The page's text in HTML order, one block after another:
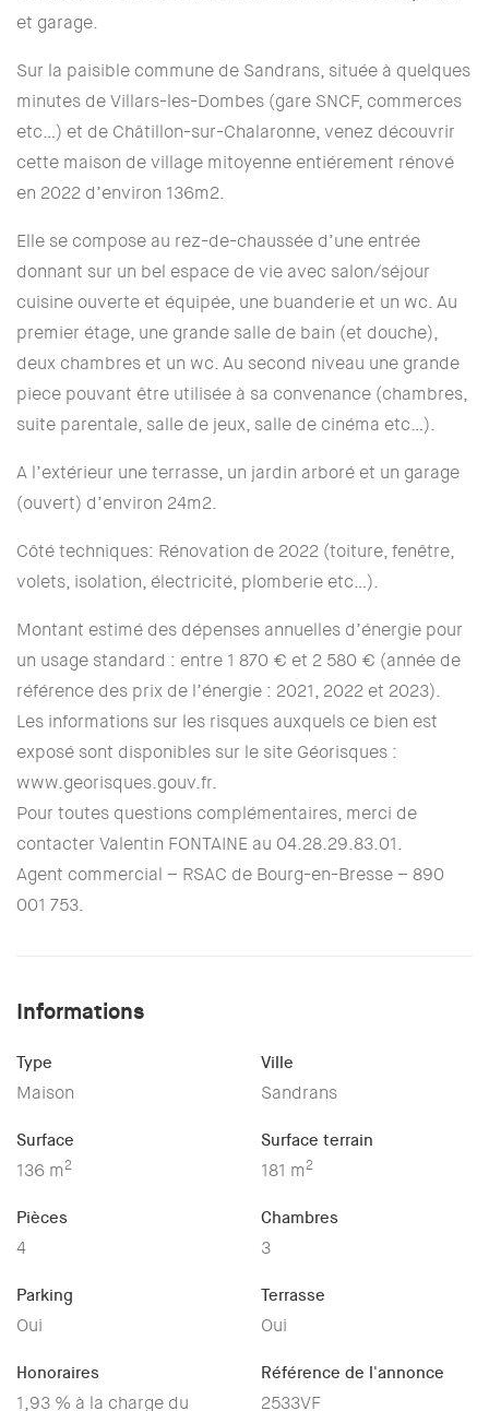
et garage.
Sur la paisible commune de Sandrans, située à quelques
minutes de Villars-les-Dombes (gare SNCF, commerces
etc…) et de Châtillon-sur-Chalaronne, venez découvrir
cette maison de village mitoyenne entiérement rénové
en 2022 d’environ 136m2.
Elle se compose au rez-de-chaussée d’une entrée
donnant sur un bel espace de vie avec salon/séjour
cuisine ouverte et équipée, une buanderie et un wc. Au
premier étage, une grande salle de bain (et douche),
deux chambres et un wc. Au second niveau une grande
piece pouvant être utilisée à sa convenance (chambres,
suite parentale, salle de jeux, salle de cinéma etc…).
A l’extérieur une terrasse, un jardin arboré et un garage
(ouvert) d’environ 24m2.
Côté techniques: Rénovation de 2022 (toiture, fenêtre,
volets, isolation, électricité, plomberie etc…).
Montant estimé des dépenses annuelles d’énergie pour
un usage standard : entre 1 870 € et 2 580 € (année de
référence des prix de l’énergie : 2021, 2022 et 2023).
Les informations sur les risques auxquels ce bien est
exposé sont disponibles sur le site Géorisques :
www.georisques.gouv.fr.
Pour toutes questions complémentaires, merci de
contacter Valentin FONTAINE au 04.28.29.83.01.
Agent commercial – RSAC de Bourg-en-Bresse – 890
001 753.
Informations
Type
Maison
Ville
Sandrans
Surface
136 m2
Surface terrain
181 m2
Pièces
4
Chambres
3
Parking
Oui
Terrasse
Oui
Honoraires
1,93 % à la charge du
Référence de l'annonce
2533VF